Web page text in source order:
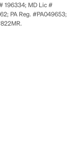
196334; MD Lic #
PA Reg. #PA049653;